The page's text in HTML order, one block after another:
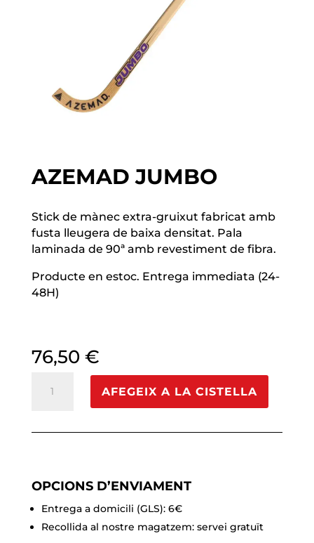
AZEMAD JUMBO
Stick de mànec extra-gruixut fabricat amb
fusta lleugera de baixa densitat. Pala
laminada de 90ª amb revestiment de fibra.
Producte en estoc. Entrega immediata (24-
48H)
76,50 €
AFEGEIX A LA CISTELLA
OPCIONS D’ENVIAMENT
Entrega a domicili (GLS): 6€
Recollida al nostre magatzem: servei gratuït